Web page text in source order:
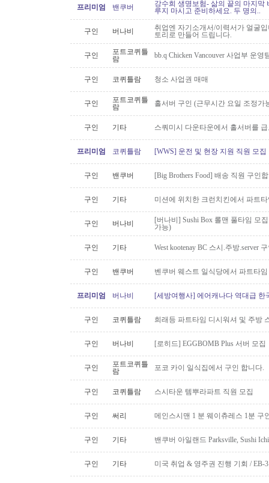
프리미엄 밴쿠버
강수희 생명보험- 삶의 끝의 마지막
루지 마시고 준비하세요. 두 명의..
구인 버나비
취업엔 자기소개서/이력서가 얼굴
토리로 만들어 드립니다.
구인
포트코퀴틀
람
bb.q Chicken Vancouver 사업부 운
구인 코퀴틀람 청소 사업권 매매
구인
포트코퀴틀
람
홀서버 구인 (근무시간 요일 조정가
구인 기타 스쿼미시 다운타운에서 홀서버를
프리미엄 코퀴틀람 [WWS] 운전 및 현장 지원 직원 모집
구인 밴쿠버 [Big Brothers Food] 배송 직원 구인
구인 기타 미션에 위치한 크런치킨에서 파트
구인 버나비
[버나비] Sushi Box 롤맨 풀타임 모
가능)
구인 기타 West kootenay BC 스시.주방.server
구인 밴쿠버 벤쿠버 웨스트 일식당에서 파트타
프리미엄 버나비 [세방여행사] 에어캐나다 역대급 한
구인 코퀴틀람 희래등 파트타임 디시워셔 및 주방
구인 버나비 [로히드] EGGBOMB Plus 서버 모집
구인
포트코퀴틀
람
포코 카이 일식집에서 구인 합니다.
구인 코퀴틀람 스시타운 템뿌라파트 직원 모집
구인 써리 메인스시맨 1 분 웨이츄레스 1분 구
구인 기타 밴쿠버 아일랜드 Parksville, Sushi
구인 기타 미국 취업 & 영주권 진행 기회 / EB-